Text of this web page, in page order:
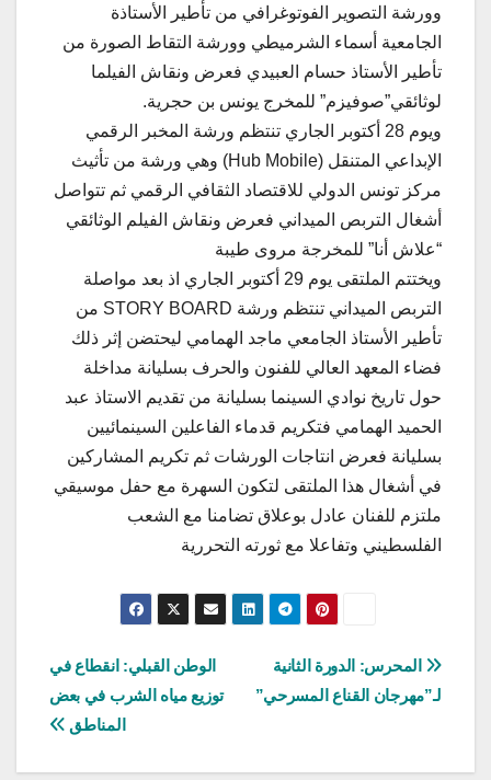
وورشة التصوير الفوتوغرافي من تأطير الأستاذة
الجامعية أسماء الشرميطي وورشة التقاط الصورة من
تأطير الأستاذ حسام العبيدي فعرض ونقاش الفيلما
لوثائقي”صوفيزم” للمخرج يونس بن حجرية.
ويوم 28 أكتوبر الجاري تنتظم ورشة المخبر الرقمي
الإبداعي المتنقل (Hub Mobile) وهي ورشة من تأثيث
مركز تونس الدولي للاقتصاد الثقافي الرقمي ثم تتواصل
أشغال التربص الميداني فعرض ونقاش الفيلم الوثائقي
“علاش أنا” للمخرجة مروى طيبة
ويختتم الملتقى يوم 29 أكتوبر الجاري اذ بعد مواصلة
التربص الميداني تنتظم ورشة STORY BOARD من
تأطير الأستاذ الجامعي ماجد الهمامي ليحتضن إثر ذلك
فضاء المعهد العالي للفنون والحرف بسليانة مداخلة
حول تاريخ نوادي السينما بسليانة من تقديم الاستاذ عبد
الحميد الهمامي فتكريم قدماء الفاعلين السينمائيين
بسليانة فعرض انتاجات الورشات ثم تكريم المشاركين
في أشغال هذا الملتقى لتكون السهرة مع حفل موسيقي
ملتزم للفنان عادل بوعلاق تضامنا مع الشعب
الفلسطيني وتفاعلا مع ثورته التحررية
تصفّح
المقالات
الوطن القبلي: انقطاع في
توزيع مياه الشرب في بعض
المناطق
المحرس: الدورة الثانية
لـ”مهرجان القناع المسرحي”